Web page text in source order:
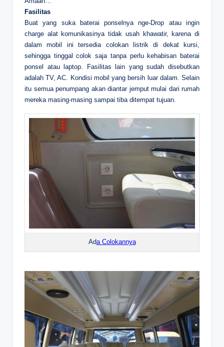
Fasilitas
Buat yang suka baterai ponselnya nge-Drop atau ingin
charge alat komunikasinya tidak usah khawatir, karena di
dalam mobil ini tersedia colokan listrik di dekat kursi,
sehingga tinggal colok saja tanpa perlu kehabisan baterai
ponsel atau laptop. Fasilitas lain yang sudah disebutkan
adalah TV, AC. Kondisi mobil yang bersih luar dalam. Selain
itu semua penumpang akan diantar jemput mulai dari rumah
mereka masing-masing sampai tiba ditempat tujuan.
Ada Colokannya